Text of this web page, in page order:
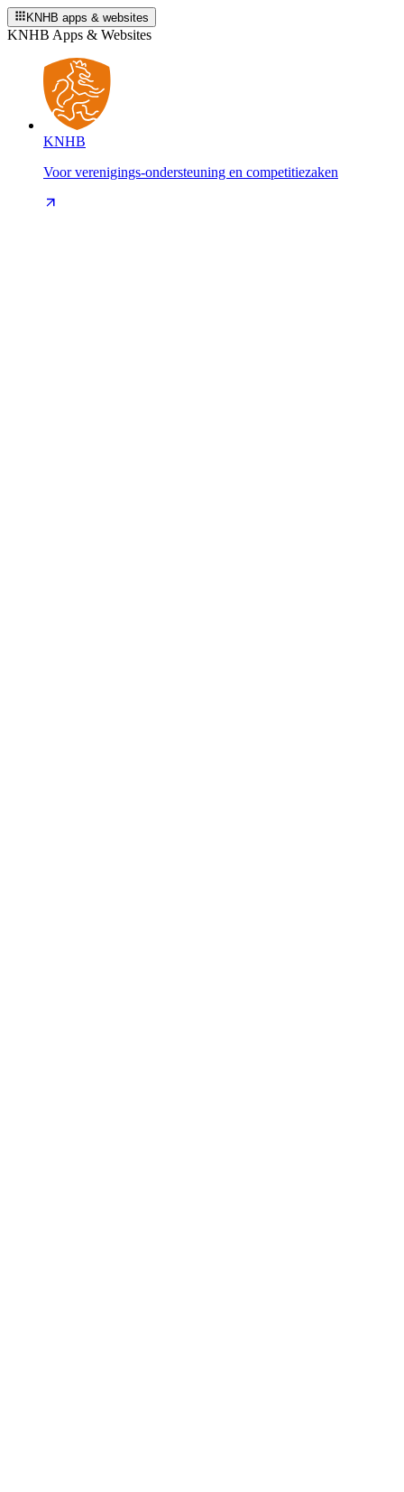
KNHB apps & websites
KNHB Apps & Websites
KNHB
Voor verenigings-ondersteuning en competitiezaken